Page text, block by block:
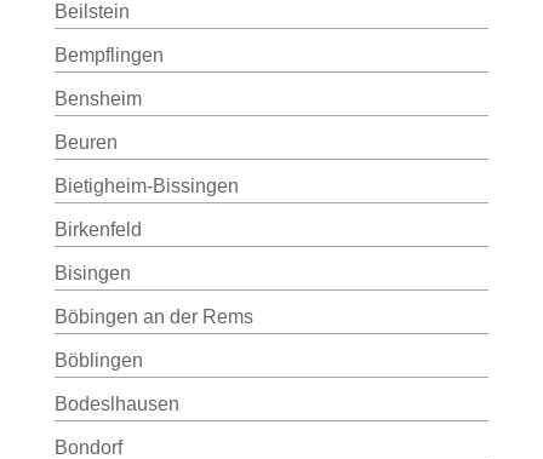
Beilstein
Bempflingen
Bensheim
Beuren
Bietigheim-Bissingen
Birkenfeld
Bisingen
Böbingen an der Rems
Böblingen
Bodeslhausen
Bondorf